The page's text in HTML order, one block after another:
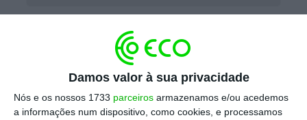
Damos valor à sua privacidade
Nós e os nossos 1733 parceiros armazenamos e/ou acedemos
a informações num dispositivo, como cookies, e processamos
O líder do Chega disse que
se comprometa a estabelecer no diploma
que será debatido no Parlamento na sexta-
feira “umtempo mínimo de contribuição para
quem vem de forae queira aceder à PSU”, um